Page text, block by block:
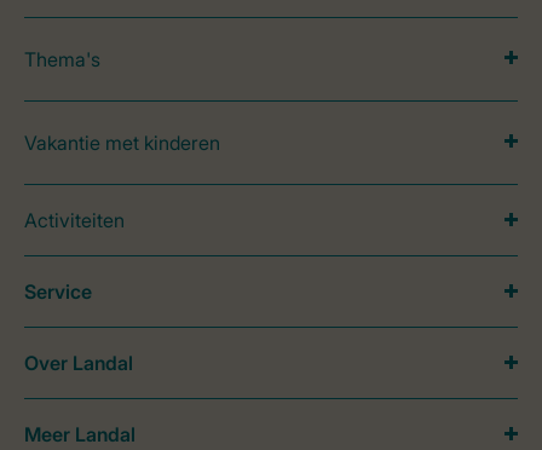
Thema's
Vakantie met kinderen
Activiteiten
Service
Over Landal
Meer Landal